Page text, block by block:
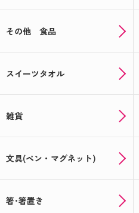
その他 食品
スイーツタオル
雑貨
文具(ペン・マグネット)
箸･箸置き